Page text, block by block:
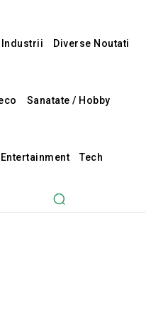
Diverse Noutati
Sanatate / Hobby
Tech